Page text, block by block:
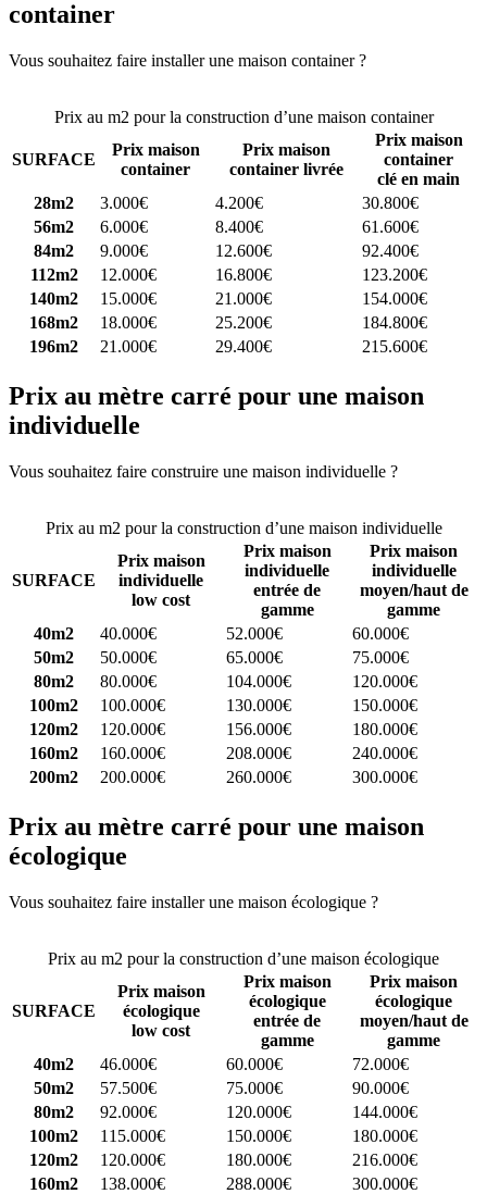
container
Vous souhaitez faire installer une maison container ?
Prix au m2 pour la construction d’une maison container
SURFACE
Prix maison
container
Prix maison
container livrée
Prix maison
container
clé en main
28m2
3.000€ 4.200€
30.800€
56m2
6.000€ 8.400€
61.600€
84m2
9.000€ 12.600€
92.400€
112m2
12.000€ 16.800€
123.200€
140m2
15.000€ 21.000€
154.000€
168m2
18.000€ 25.200€
184.800€
196m2
21.000€ 29.400€ 215.600€
Prix au mètre carré pour une maison
individuelle
Vous souhaitez faire construire une maison individuelle ?
Prix au m2 pour la construction d’une maison individuelle
SURFACE
Prix maison
individuelle
low cost
Prix maison
individuelle
entrée de
gamme
Prix maison
individuelle
moyen/haut de
gamme
40m2
40.000€ 52.000€
60.000€
50m2
50.000€ 65.000€
75.000€
80m2
80.000€ 104.000€
120.000€
100m2
100.000€ 130.000€
150.000€
120m2
120.000€ 156.000€
180.000€
160m2
160.000€ 208.000€
240.000€
200m2
200.000€ 260.000€ 300.000€
Prix au mètre carré pour une maison
écologique
Vous souhaitez faire installer une maison écologique ?
Prix au m2 pour la construction d’une maison écologique
SURFACE
Prix maison
écologique
low cost
Prix maison
écologique
entrée de
gamme
Prix maison
écologique
moyen/haut de
gamme
40m2
46.000€ 60.000€
72.000€
50m2
57.500€ 75.000€
90.000€
80m2
92.000€ 120.000€
144.000€
100m2
115.000€ 150.000€
180.000€
120m2
120.000€ 180.000€
216.000€
160m2
138.000€ 288.000€
300.000€